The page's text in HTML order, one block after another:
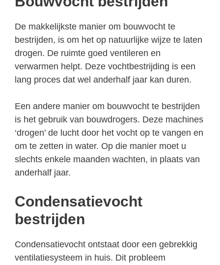
De makkelijkste manier om bouwvocht te
bestrijden, is om het op natuurlijke wijze te laten
drogen. De ruimte goed ventileren en
verwarmen helpt. Deze vochtbestrijding is een
lang proces dat wel anderhalf jaar kan duren.
Een andere manier om bouwvocht te bestrijden
is het gebruik van bouwdrogers. Deze machines
‘drogen’ de lucht door het vocht op te vangen en
om te zetten in water. Op die manier moet u
slechts enkele maanden wachten, in plaats van
anderhalf jaar.
Condensatievocht
bestrijden
Condensatievocht ontstaat door een gebrekkig
ventilatiesysteem in huis. Dit probleem